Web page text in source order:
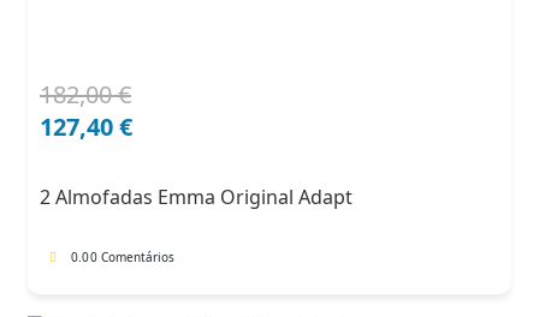
182,00€
O
preço
182,00 €.
127,40€
O
preço
127,40 €.
2 Almofadas Emma Original Adapt
0.00 Comentários